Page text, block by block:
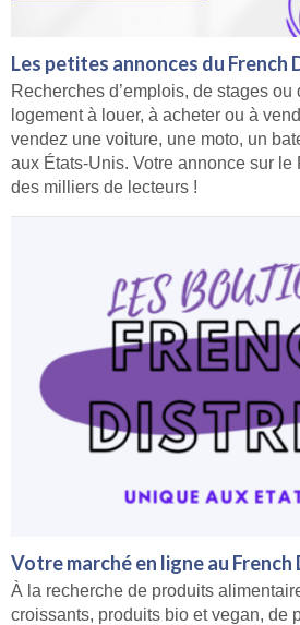
Les petites annonces du French
Recherches d’emplois, de stages ou
logement à louer, à acheter ou à
vendez une voiture, une moto, un
aux États-Unis. Votre annonce sur le
des milliers de lecteurs !
Votre marché en ligne au
À la recherche de produits
croissants, produits bio et vegan, de